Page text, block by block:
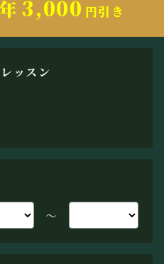
3,000 円引き
ッスン
〜